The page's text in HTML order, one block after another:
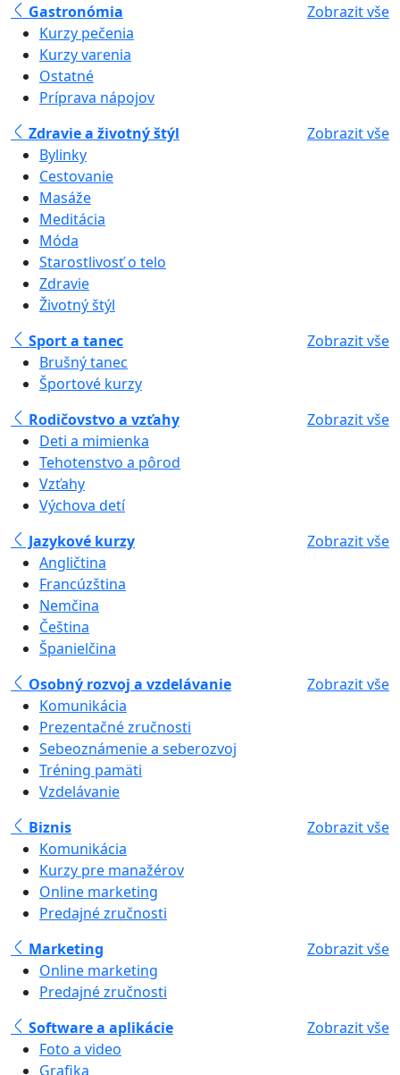
Gastronómia
Zobrazit vše
Kurzy pečenia
Kurzy varenia
Ostatné
Príprava nápojov
Zdravie a životný štýl
Zobrazit vše
Bylinky
Cestovanie
Masáže
Meditácia
Móda
Starostlivosť o telo
Zdravie
Životný štýl
Sport a tanec
Zobrazit vše
Brušný tanec
Športové kurzy
Rodičovstvo a vzťahy
Zobrazit vše
Deti a mimienka
Tehotenstvo a pôrod
Vzťahy
Výchova detí
Jazykové kurzy
Zobrazit vše
Angličtina
Francúzština
Nemčina
Čeština
Španielčina
Osobný rozvoj a vzdelávanie
Zobrazit vše
Komunikácia
Prezentačné zručnosti
Sebeoznámenie a seberozvoj
Tréning pamäti
Vzdelávanie
Biznis
Zobrazit vše
Komunikácia
Kurzy pre manažérov
Online marketing
Predajné zručnosti
Marketing
Zobrazit vše
Online marketing
Predajné zručnosti
Software a aplikácie
Zobrazit vše
Foto a video
Grafika